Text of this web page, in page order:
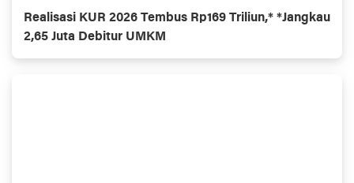
Realisasi KUR 2026 Tembus Rp169 Triliun,* *Jangkau
2,65 Juta Debitur UMKM